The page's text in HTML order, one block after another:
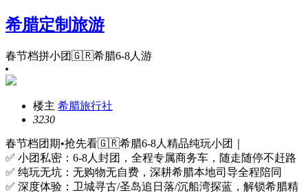
希腊定制旅游
春节档拼小团🇬🇷希腊6-8人游
楼主 希腊旅行社
3230
春节档团期•抢先看🇬🇷希腊6-8人精品纯玩小团｜
✅ 小团私密：6-8人封团，全程专属商务车，随走随停不赶路
✅ 纯玩无坑：无购物无自费，深耕希腊本地司导全程陪同
✅ 深度体验：卫城寻古/圣岛追日落/沉船湾探蓝，解锁希腊精